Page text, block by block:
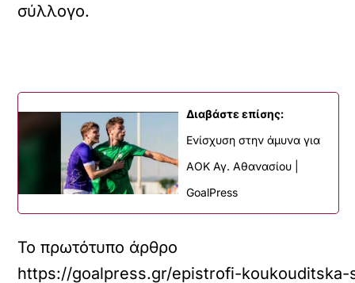
σύλλογο.
Διαβάστε επίσης:
Ενίσχυση στην άμυνα για
ΑΟΚ Αγ. Αθανασίου |
GoalPress
Το πρωτότυπο άρθρο
https://goalpress.gr/epistrofi-